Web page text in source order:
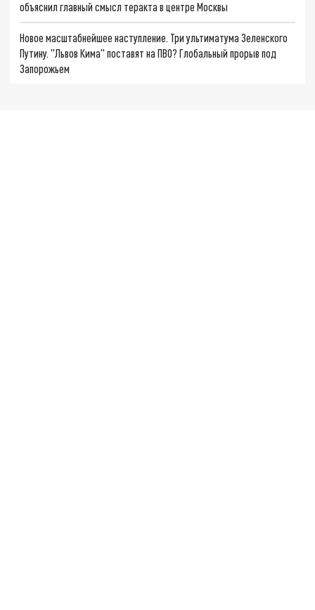
объяснил главный смысл теракта в центре Москвы
Новое масштабнейшее наступление. Три ультиматума Зеленского
Путину. "Львов Кима" поставят на ПВО? Глобальный прорыв под
Запорожьем